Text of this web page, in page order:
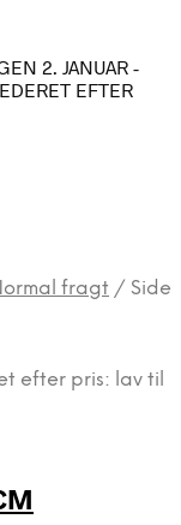
2. JANUAR -
EFTER
fragt / Side
efter pris: lav til